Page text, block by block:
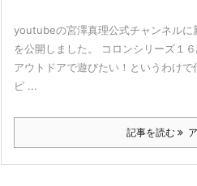
youtubeの宮澤真理公式チャンネルに
を公開しました。 コロンシリーズ１
アウトドアで遊びたい！というわけ
ピ ...
記事を読む